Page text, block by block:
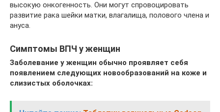
высокую онкогенность. Они могут спровоцировать
развитие рака шейки матки, влагалища, полового члена и
ануса.
Симптомы ВПЧ у женщин
Заболевание у женщин обычно проявляет себя
появлением следующих новообразований на коже и
слизистых оболочках: